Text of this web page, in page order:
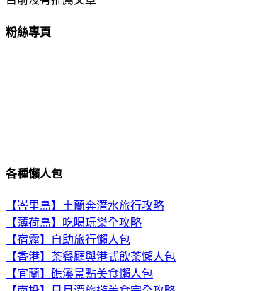
粉絲專頁
各種懶人包
【峇里島】土蘭奔潛水旅行攻略
【薄荷島】吃喝玩樂全攻略
【宿霧】自助旅行懶人包
【香港】茶餐廳與港式飲茶懶人包
【宜蘭】礁溪景點美食懶人包